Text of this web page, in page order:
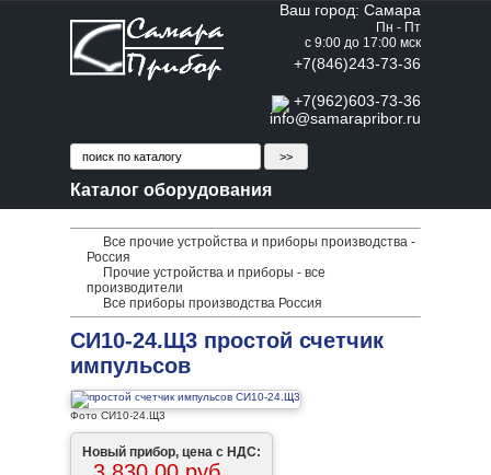
Ваш город: Самара
Пн - Пт
с 9:00 до 17:00 мск
+7(846)243-73-36
+7(962)603-73-36
info@samarapribor.ru
Каталог оборудования
Все прочие устройства и приборы производства -
Россия
Прочие устройства и приборы - все
производители
Все приборы производства Россия
СИ10-24.Щ3 простой счетчик
импульсов
Фото СИ10-24.Щ3
Новый прибор, цена с НДС: